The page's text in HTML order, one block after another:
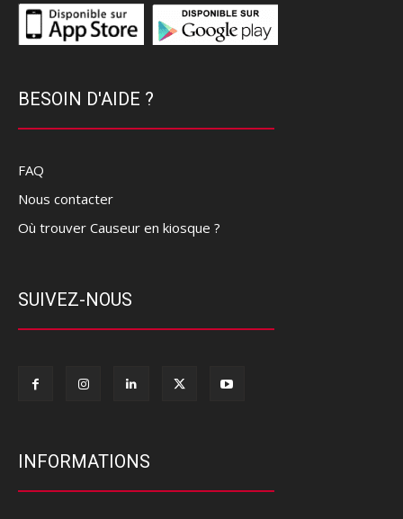
BESOIN D'AIDE ?
FAQ
Nous contacter
Où trouver Causeur en kiosque ?
SUIVEZ-NOUS
INFORMATIONS